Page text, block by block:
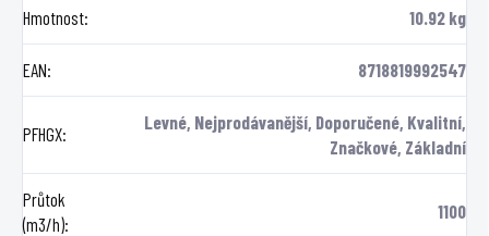
Hmotnost: 10.92 kg
EAN: 8718819992547
PFHGX:
Levné, Nejprodávanější, Doporučené, Kvalitní,
Značkové, Základní
Průtok
(m3/h):
1100